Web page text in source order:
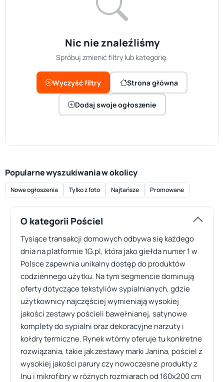
Nic nie znaleźliśmy
Spróbuj zmienić filtry lub kategorię.
Wyczyść filtry Strona główna
Dodaj swoje ogłoszenie
Popularne wyszukiwania w okolicy
Nowe ogłoszenia Tylko z foto Najtańsze Promowane
O kategorii Pościel
Tysiące transakcji domowych odbywa się każdego
dnia na platformie 1G.pl, która jako giełda numer 1 w
Polsce zapewnia unikalny dostęp do produktów
codziennego użytku. Na tym segmencie dominują
oferty dotyczące tekstyliów sypialnianych, gdzie
użytkownicy najczęściej wymieniają wysokiej
jakości zestawy pościeli bawełnianej, satynowe
komplety do sypialni oraz dekoracyjne narzuty i
kołdry termiczne. Rynek wtórny oferuje tu konkretne
rozwiązania, takie jak zestawy marki Janina, pościel z
wysokiej jakości parury czy nowoczesne produkty z
lnu i mikrofibry w różnych rozmiarach od 160x200 cm